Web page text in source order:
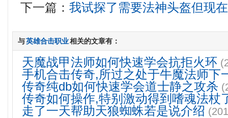
下一篇：我试探了需要法神头盔但现
与英雄合击职业相关的文章有：
天魔战甲法师如何快速学会抗拒火环
手机合击传奇,所过之处于牛魔法师下
传奇纯db如何快速学会道士静之攻杀
传奇如何操作,特别激动得到嗜魂法杖
走了一天帮助天狼蜘蛛若是说介绍